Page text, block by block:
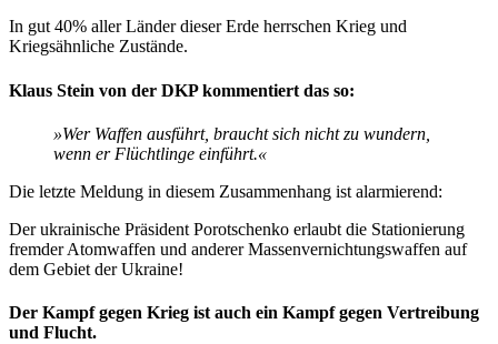
In gut 40% aller Länder dieser Erde herrschen Krieg und
Kriegsähnliche Zustände.
Klaus Stein von der DKP kommentiert das so:
»Wer Waffen ausführt, braucht sich nicht zu wundern,
wenn er Flüchtlinge einführt.«
Die letzte Meldung in diesem Zusammenhang ist alarmierend:
Der ukrainische Präsident Porotschenko erlaubt die Stationierung
fremder Atomwaffen und anderer Massenvernichtungswaffen auf
dem Gebiet der Ukraine!
Der Kampf gegen Krieg ist auch ein Kampf gegen Vertreibung
und Flucht.